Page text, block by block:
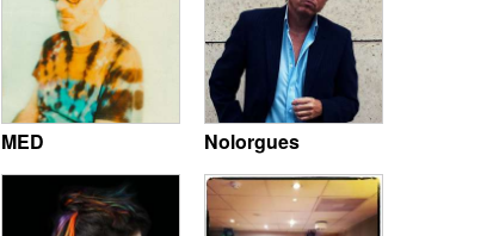
MED Nolorgues